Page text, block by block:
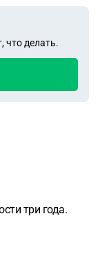
что делать.
три года.